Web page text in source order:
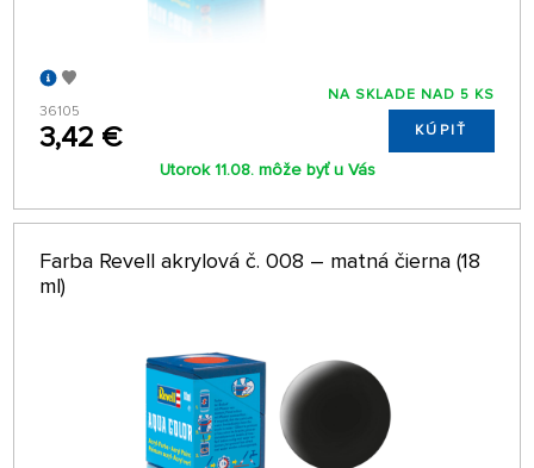
36105
3,42 €
NA SKLADE NAD 5 KS
KÚPIŤ
Utorok 11.08. môže byť u Vás
Farba Revell akrylová č. 008 – matná čierna (18
ml)